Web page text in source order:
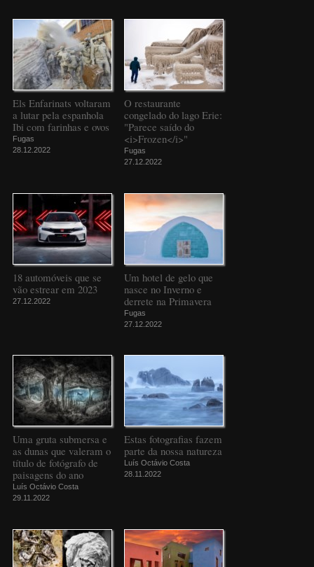
Els Enfarinats voltaram
a lutar pela espanhola
Ibi com farinhas e ovos
Fugas
28.12.2022
O restaurante
congelado do lago Erie:
"Parece saído do
<i>Frozen</i>"
Fugas
27.12.2022
18 automóveis que se
vão estrear em 2023
27.12.2022
Um hotel de gelo que
nasce no Inverno e
derrete na Primavera
Fugas
27.12.2022
Uma gruta submersa e
as dunas que valeram o
título de fotógrafo de
paisagens do ano
Luís Octávio Costa
29.11.2022
Estas fotografias fazem
parte da nossa natureza
Luís Octávio Costa
28.11.2022